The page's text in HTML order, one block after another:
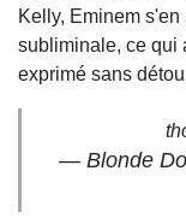
Kelly, Eminem
subliminale, ce qui
exprimé sans
— Blonde